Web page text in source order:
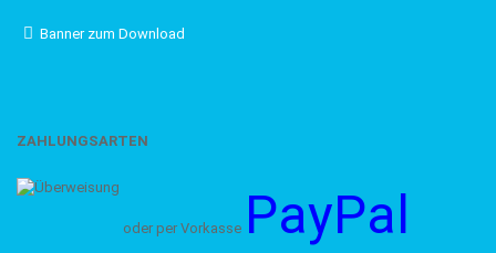
Banner zum Download
ZAHLUNGSARTEN
oder per Vorkasse PayPal